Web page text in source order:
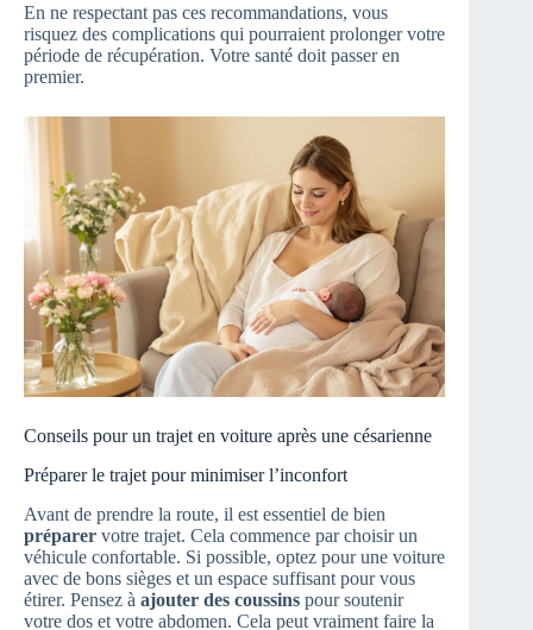
En ne respectant pas ces recommandations, vous
risquez des complications qui pourraient prolonger votre
période de récupération. Votre santé doit passer en
premier.
Conseils pour un trajet en voiture après une césarienne
Préparer le trajet pour minimiser l’inconfort
Avant de prendre la route, il est essentiel de bien
préparer votre trajet. Cela commence par choisir un
véhicule confortable. Si possible, optez pour une voiture
avec de bons sièges et un espace suffisant pour vous
étirer. Pensez à ajouter des coussins pour soutenir
votre dos et votre abdomen. Cela peut vraiment faire la